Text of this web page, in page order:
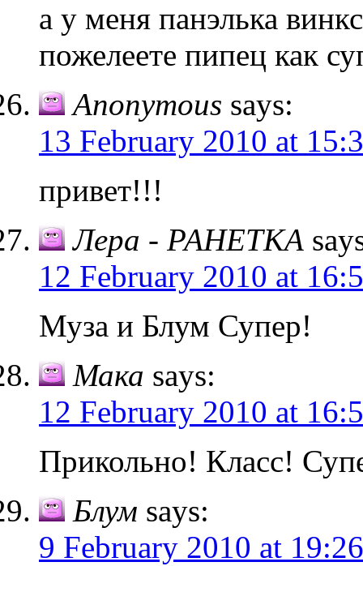
а у меня панэлька
пожелеете пипец как
Anonymous says:
13 February 2010 at
привет!!!
Лера - РАНЕТКА
12 February 2010 at
Муза и Блум Супер!
Мака says:
12 February 2010 at
Прикольно! Класс!
Блум says:
9 February 2010 at 19:26